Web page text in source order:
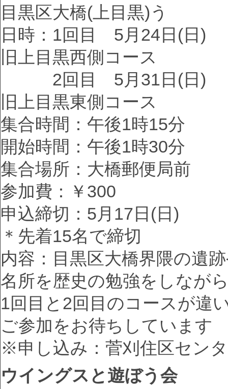
目黒区大橋(上目黒)う
日時：1回目 5月24日(日)
旧上目黒西側コース
2回目 5月31日(日)
旧上目黒東側コース
集合時間：午後1時15分
開始時間：午後1時30分
集合場所：大橋郵便局前
参加費：￥300
申込締切：5月17日(日)
＊先着15名で締切
内容：目黒区大橋界隈の遺
名所を歴史の勉強をしなが
1回目と2回目のコースが違
ご参加をお待ちしています
※申し込み：菅刈住区セン
ウイングスと遊ぼう会